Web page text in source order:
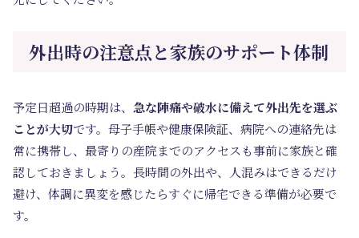
外出時の注意点と家族のサポート体制
予定日超過の時期は、 急な陣痛や破水に備えて外出先を選ぶ
ことが大切です。母子手帳や健康保険証、病院への連絡先は
常に携帯し、最寄りの産院までのアクセスも事前に家族と確
認しておきましょう。長時間の外出や、人混みはできるだけ
避け、体調に異変を感じたらすぐに帰宅できる準備が必要で
す。